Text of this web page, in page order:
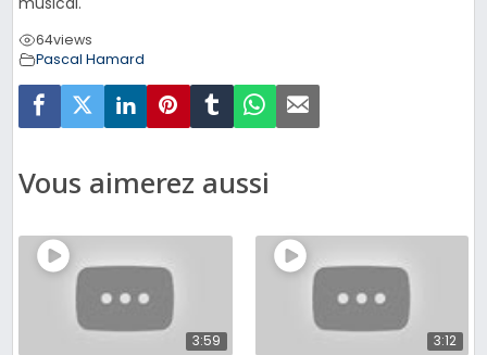
64views
Pascal Hamard
Vous aimerez aussi
3:59 3:12